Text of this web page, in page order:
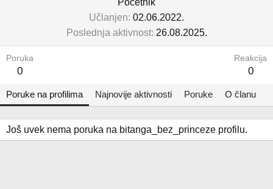
Početnik
Učlanjen 02.06.2022.
Poslednja aktivnost 26.08.2025.
Poruka
0
Reakcija
0
Poruke na profilima Najnovije aktivnosti Poruke O članu
Još uvek nema poruka na bitanga_bez_princeze profilu.